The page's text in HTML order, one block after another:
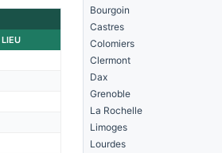
LIEU
Bourgoin
Castres
Colomiers
Clermont
Dax
Grenoble
La Rochelle
Limoges
Lourdes